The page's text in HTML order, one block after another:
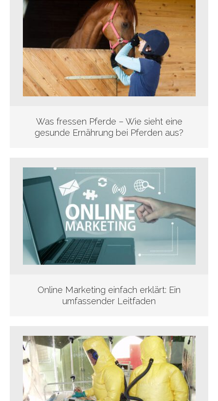
Was fressen Pferde – Wie sieht eine
gesunde Ernährung bei Pferden aus?
Online Marketing einfach erklärt: Ein
umfassender Leitfaden